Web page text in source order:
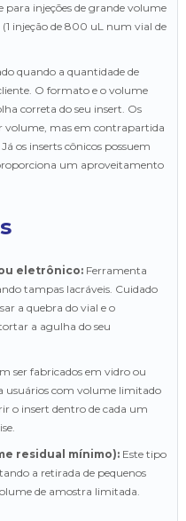
para injeções de grande volume
injeção de 800 uL num vial de
quando a quantidade de
O formato e o volume
correta do seu insert. Os
volume, mas em contrapartida
os inserts cônicos possuem
um aproveitamento
eletrônico: Ferramenta
tampas lacráveis. Cuidado
a quebra do vial e o
a agulha do seu
ser fabricados em vidro ou
usuários com volume limitado
o insert dentro de cada um
residual mínimo): Este tipo
a retirada de pequenos
de amostra limitada.